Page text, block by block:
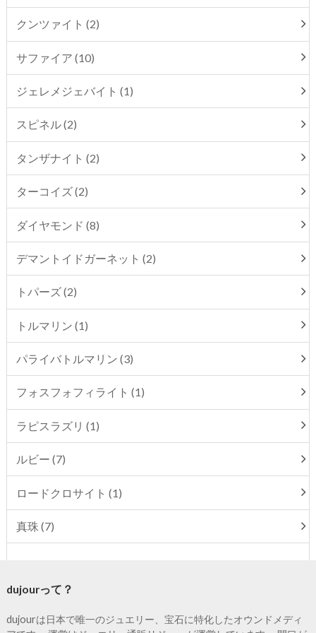
クンツァイト (2)
サファイア (10)
ジェレメジェバイト (1)
スピネル (2)
タンザナイト (2)
ターコイズ (2)
ダイヤモンド (8)
デマントイドガーネット (2)
トパーズ (2)
トルマリン (1)
パライバトルマリン (3)
フォスフォフィライト (1)
ラピスラズリ (1)
ルビー (7)
ロードクロサイト (1)
真珠 (7)
dujourって？
dujourは日本で唯一のジュエリー、宝石に特化したオウンドメディ